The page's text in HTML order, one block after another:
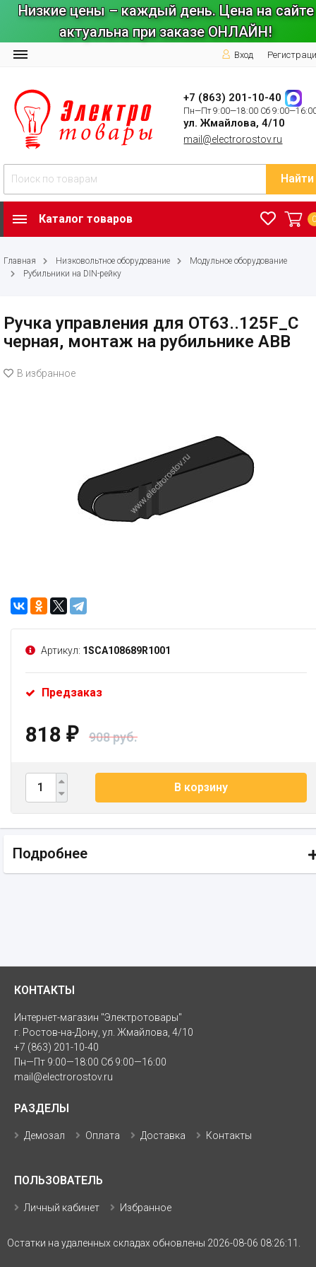
Низкие цены – каждый день. Цена на сайте
актуальна при заказе ОНЛАЙН!
Вход
+7 (863) 201-10-40
Пн—Пт 9:00—18:00 Сб
ул. Жмайлова, 4/10
mail@electrorostov.ru
Найти
Каталог товаров
Главная Низковольтное оборудование
Модульное оборудование
Рубильники на DIN-рейку
Ручка управления для OT63..125F_C
черная, монтаж на рубильнике ABB
В избранное
Артикул: 1SCA108689R1001
Предзаказ
818 ₽ 908 руб.
В корзину
Подробнее
КОНТАКТЫ
Интернет-магазин "Электротовары"
г. Ростов-на-Дону, ул. Жмайлова, 4/10
+7 (863) 201-10-40
Пн—Пт 9:00—18:00 Сб 9:00—16:00
mail@electrorostov.ru
РАЗДЕЛЫ
Демозал Оплата Доставка Контакты
ПОЛЬЗОВАТЕЛЬ
Личный кабинет Избранное
Остатки на удаленных складах обновлены 2026-08-06 08:26:11.